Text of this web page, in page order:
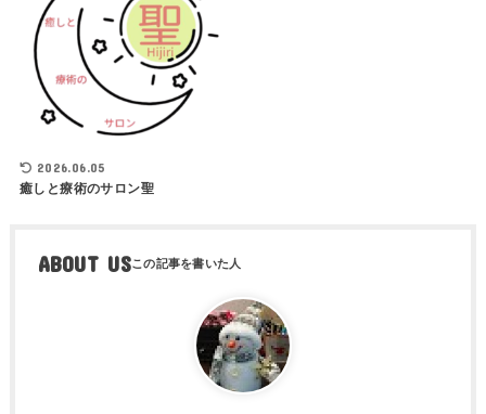
2026.06.05
癒しと療術のサロン聖
ABOUT US